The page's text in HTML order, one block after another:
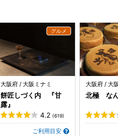
大阪府 / 大阪ミナミ
餅匠しづく内 『甘
露』
4.2 (619)
ご利用目安
大阪府 / 大
北極 な